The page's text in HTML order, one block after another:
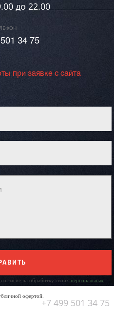
до 22.00
34 75
при заявке с сайта
на обработку своих персональных
офертой.
+7 499 501 34 75